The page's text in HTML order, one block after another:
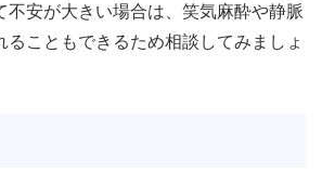
不安が大きい場合は、笑気麻酔や静脈
ることもできるため相談してみましょ